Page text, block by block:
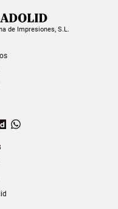
de Impresiones, S.L.
Dailymotion